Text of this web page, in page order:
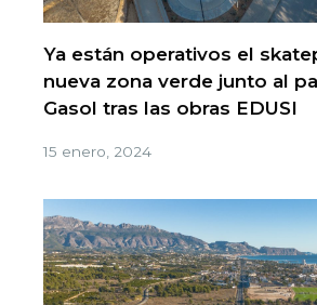
Ya están operativos el
nueva zona verde junto al
Gasol tras las obras EDUSI
15 enero, 2024